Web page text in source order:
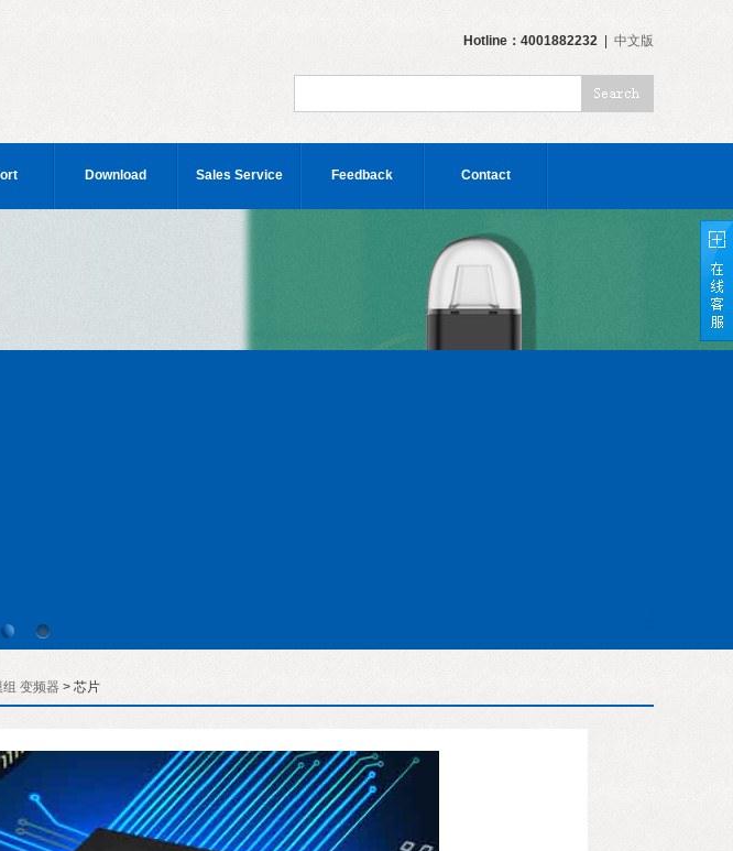
Hotline：4001882232 中文版
Download Sales Service Feedback Contact
组 变频器 > 芯片